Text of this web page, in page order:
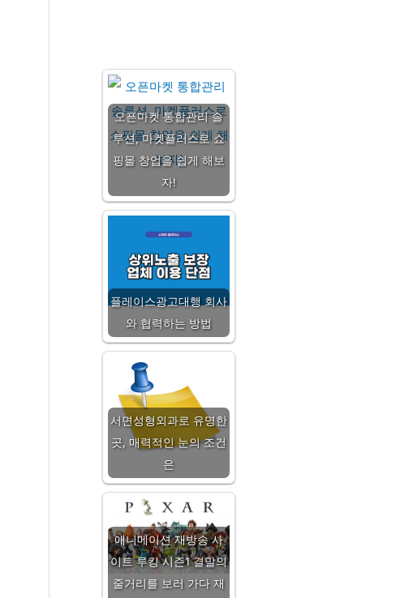
오픈마켓 통합관리 솔
루션, 마켓플러스로 쇼
핑몰 창업을 쉽게 해보
자!
플레이스광고대행 회사
와 협력하는 방법
서면성형외과로 유명한
곳, 매력적인 눈의 조건
은
애니메이션 재방송 사
이트 루킹 시즌1 결말의
줄거리를 보러 가다 재